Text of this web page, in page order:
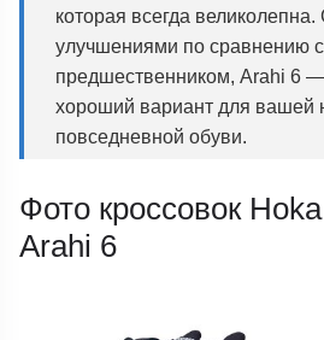
которая всегда
улучшениями по сравнению
предшественником, Arahi 6 —
хороший вариант для вашей
повседневной обуви.
Фото кроссовок
Arahi 6